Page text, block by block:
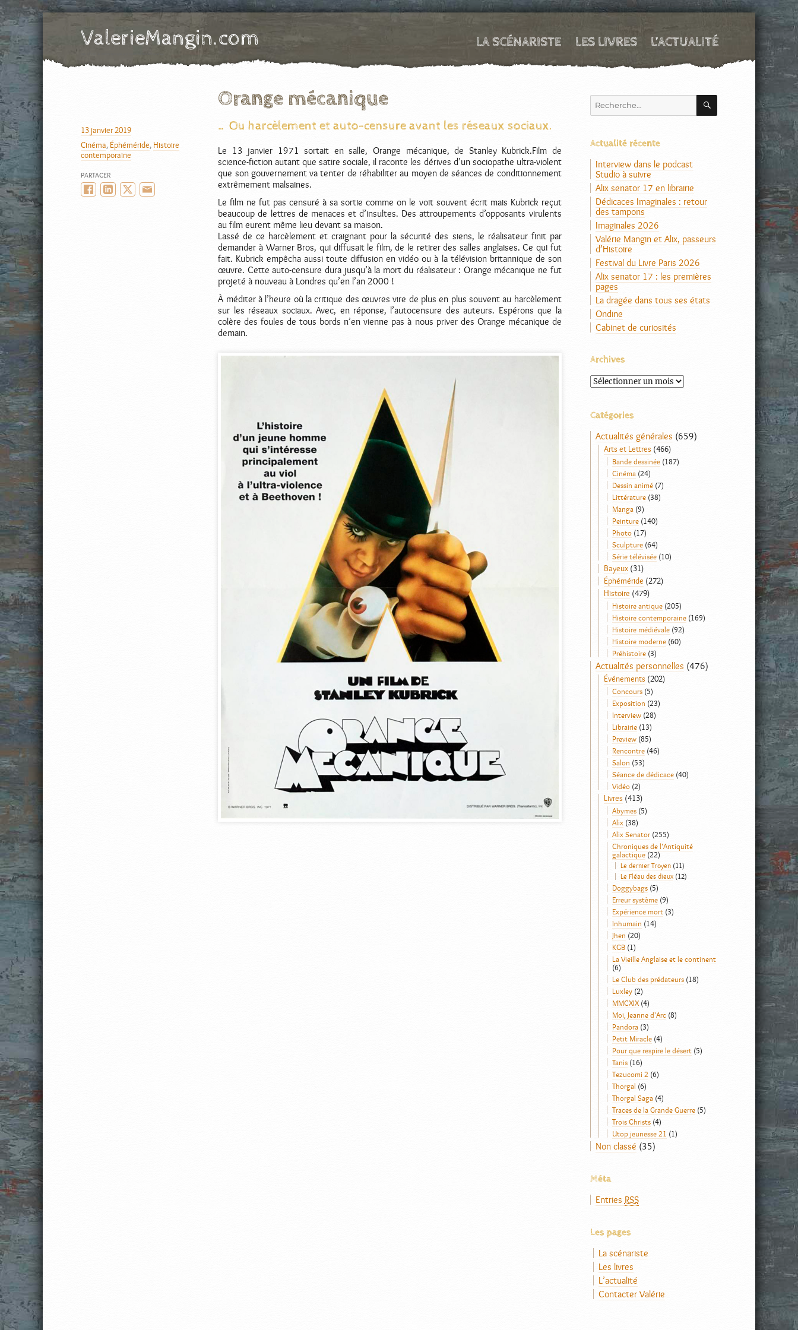
ValerieMangin.com LA SCÉNARISTE LES LIVRES L’ACTUALITÉ
Orange mécanique
… Ou harcèlement et auto-censure avant les réseaux sociaux.
Le 13 janvier 1971 sortait en salle, Orange mécanique, de Stanley Kubrick.Film de
science-fiction autant que satire sociale, il raconte les dérives d’un sociopathe ultra-violent
que son gouvernement va tenter de réhabiliter au moyen de séances de conditionnement
extrêmement malsaines.
Le film ne fut pas censuré à sa sortie comme on le voit souvent écrit mais Kubrick reçut
beaucoup de lettres de menaces et d’insultes. Des attroupements d’opposants virulents
au film eurent même lieu devant sa maison.
Lassé de ce harcèlement et craignant pour la sécurité des siens, le réalisateur finit par
demander à Warner Bros, qui diffusait le film, de le retirer des salles anglaises. Ce qui fut
fait. Kubrick empêcha aussi toute diffusion en vidéo ou à la télévision britannique de son
œuvre. Cette auto-censure dura jusqu’à la mort du réalisateur : Orange mécanique ne fut
projeté à nouveau à Londres qu’en l’an 2000 !
À méditer à l’heure où la critique des œuvres vire de plus en plus souvent au harcèlement
sur les réseaux sociaux. Avec, en réponse, l’autocensure des auteurs. Espérons que la
colère des foules de tous bords n’en vienne pas à nous priver des Orange mécanique de
demain.
AUTEUR
PUBLIÉ
LE
13 janvier 2019
CATÉGORIES
Cinéma, Éphéméride, Histoire
contemporaine
PARTAGER
FacebookLinkedInTwitter/X
Recherche
pour :
RECHERCHE
Actualité récente
Interview dans le podcast
Studio à suivre
Alix senator 17 en librairie
Dédicaces Imaginales : retour
des tampons
Imaginales 2026
Valérie Mangin et Alix, passeurs
d’Histoire
Festival du Livre Paris 2026
Alix senator 17 : les premières
pages
La dragée dans tous ses états
Ondine
Cabinet de curiosités
Archives
Archives
Catégories
Actualités générales (659)
Arts et Lettres(466)
Bande dessinée(187)
Cinéma(24)
Dessin animé(7)
Littérature(38)
Manga(9)
Peinture(140)
Photo(17)
Sculpture(64)
Série télévisée(10)
Bayeux(31)
Éphéméride (272)
Histoire (479)
Histoire antique(205)
Histoire contemporaine(169)
Histoire médiévale(92)
Histoire moderne(60)
Préhistoire(3)
Actualités personnelles (476)
Événements (202)
Concours(5)
Exposition (23)
Interview(28)
Librairie(13)
Preview(85)
Rencontre(46)
Salon (53)
Séance de dédicace(40)
Vidéo(2)
Livres (413)
Abymes(5)
Alix (38)
Alix Senator(255)
Chroniques de l'Antiquité
galactique(22)
Le dernier Troyen(11)
Le Fléau des dieux(12)
Doggybags(5)
Erreur système(9)
Expérience mort(3)
Inhumain (14)
Jhen (20)
KGB(1)
La Vieille Anglaise et le continent
(6)
Le Club des prédateurs(18)
Luxley(2)
MMCXIX(4)
Moi, Jeanne d'Arc(8)
Pandora(3)
Petit Miracle(4)
Pour que respire le désert(5)
Tanis(16)
Tezucomi 2 (6)
Thorgal (6)
Thorgal Saga(4)
Traces de la Grande Guerre(5)
Trois Christs(4)
Utop jeunesse 21 (1)
Non classé (35)
Méta
Entries RSS
Les pages
La scénariste
Les livres
L’actualité
Contacter Valérie